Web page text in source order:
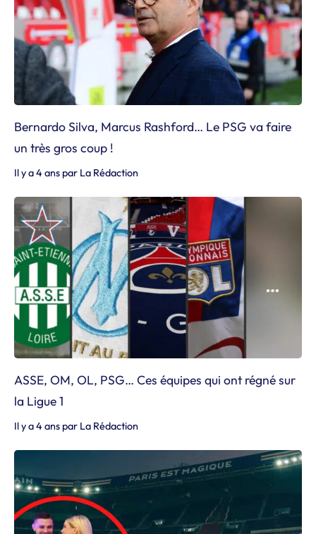
Bernardo Silva, Marcus Rashford… Le PSG va faire
un très gros coup !
Il y a 4 ans par La Rédaction
ASSE, OM, OL, PSG… Ces équipes qui ont régné sur
la Ligue 1
Il y a 4 ans par La Rédaction